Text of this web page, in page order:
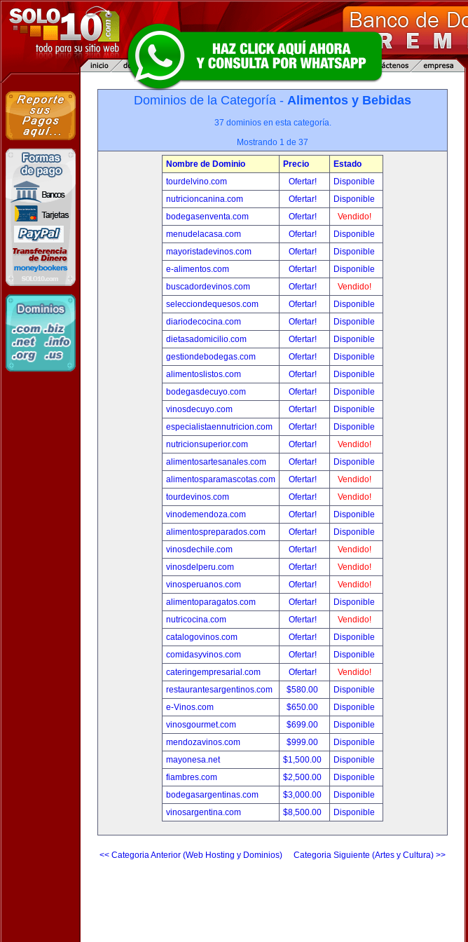
Dominios de la Categoría - Alimentos y Bebidas
37 dominios en esta categoría.
Mostrando 1 de 37
Nombre de Dominio Precio
Estado
tourdelvino.com
Ofertar!
Disponible
nutricioncanina.com
Ofertar!
Disponible
bodegasenventa.com
Ofertar!
Vendido!
menudelacasa.com
Ofertar!
Disponible
mayoristadevinos.com
Ofertar!
Disponible
e-alimentos.com
Ofertar!
Disponible
buscadordevinos.com
Ofertar!
Vendido!
selecciondequesos.com
Ofertar!
Disponible
diariodecocina.com
Ofertar!
Disponible
dietasadomicilio.com
Ofertar!
Disponible
gestiondebodegas.com
Ofertar!
Disponible
alimentoslistos.com
Ofertar!
Disponible
bodegasdecuyo.com
Ofertar!
Disponible
vinosdecuyo.com
Ofertar!
Disponible
especialistaennutricion.com
Ofertar!
Disponible
nutricionsuperior.com
Ofertar!
Vendido!
alimentosartesanales.com
Ofertar!
Disponible
alimentosparamascotas.com
Ofertar!
Vendido!
tourdevinos.com
Ofertar!
Vendido!
vinodemendoza.com
Ofertar!
Disponible
alimentospreparados.com
Ofertar!
Disponible
vinosdechile.com
Ofertar!
Vendido!
vinosdelperu.com
Ofertar!
Vendido!
vinosperuanos.com
Ofertar!
Vendido!
alimentoparagatos.com
Ofertar!
Disponible
nutricocina.com
Ofertar!
Vendido!
catalogovinos.com
Ofertar!
Disponible
comidasyvinos.com
Ofertar!
Disponible
cateringempresarial.com
Ofertar!
Vendido!
restaurantesargentinos.com
$580.00
Disponible
e-Vinos.com
$650.00
Disponible
vinosgourmet.com
$699.00
Disponible
mendozavinos.com
$999.00
Disponible
mayonesa.net
$1,500.00
Disponible
fiambres.com
$2,500.00
Disponible
bodegasargentinas.com
$3,000.00
Disponible
vinosargentina.com
$8,500.00 Disponible
<< Categoria Anterior (Web Hosting y Dominios) Categoria Siguiente (Artes y Cultura) >>